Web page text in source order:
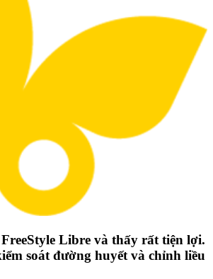
Libre và thấy rất tiện lợi.
soát đường huyết và chỉnh liều